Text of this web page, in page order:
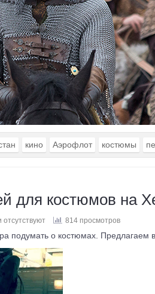
кино Аэрофлот костюмы
для костюмов на
814 просмотров
подумать о костюмах. Предлагаем